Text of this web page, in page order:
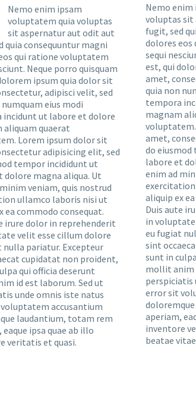
Nemo enim ipsam
voluptatem quia voluptas
sit aspernatur aut odit aut
quia consequuntur magni
qui ratione voluptatem
Neque porro quisquam
ipsum quia dolor sit
adipisci velit, sed
eius modi
incidunt ut labore et dolore
aliquam quaerat
Lorem ipsum dolor sit
adipisicing elit, sed
tempor incididunt ut
dolore magna aliqua. Ut
veniam, quis nostrud
ullamco laboris nisi ut
ea commodo consequat.
irure dolor in reprehenderit
velit esse cillum dolore
nulla pariatur. Excepteur
cupidatat non proident,
qui officia deserunt
id est laborum. Sed ut
unde omnis iste natus
accusantium
laudantium, totam rem
ipsa quae ab illo
veritatis et quasi.
Nemo
voluptas sit
fugit, sed
dolores
sequi
est, qui
amet,
quia non
tempora
magnam
amet,
do
labore et
enim ad
aliquip ex
Duis aute
in
eu fugiat
sint
sunt in
mollit anim
perspiciatis
error sit
aperiam,
inventore
beatae